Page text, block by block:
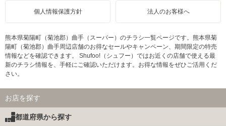
個人情報保護方針 法人のお客様へ
熊本県菊陽町（菊池郡）曲手（スーパー）のチラシ一覧ページです。熊本県菊
陽町（菊池郡）曲手周辺店舗のお得なセールやキャンペーン、期間限定の特売
情報などを確認できます。 Shufoo!（シュフー）ではお近くの店舗で使える最
新のチラシ情報を、手軽にご確認いただけます。お得な情報をぜひご活用くだ
さい。
お店を探す
都道府県から探す